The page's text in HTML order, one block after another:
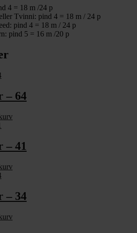
4 = 18 m /24 p
Tvinni: pind 4 = 18 m / 24 p
pind 4 = 18 m / 24 p
pind 5 = 16 m /20 p
– 64
– 41
– 34